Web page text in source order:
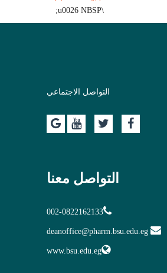
\u0026 NBSP;
التواصل الاجتماعي
التواصل معنا
002-0822162133
www.bsu.edu.eg